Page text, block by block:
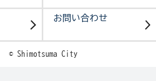
お問い合わせ
© Shimotsuma City